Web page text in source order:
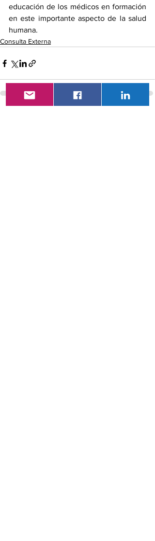
educación de los médicos en formación
en este importante aspecto de la salud
humana.
Consulta Externa